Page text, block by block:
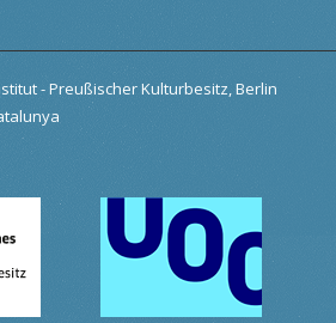
- Preußischer Kulturbesitz, Berlin